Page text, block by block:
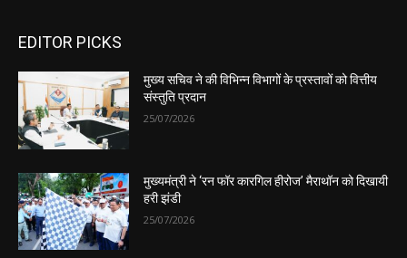
EDITOR PICKS
मुख्य सचिव ने की विभिन्न विभागों के प्रस्तावों को वित्तीय
संस्तुति प्रदान
25/07/2026
मुख्यमंत्री ने ‘रन फॉर कारगिल हीरोज’ मैराथॉन को दिखायी
हरी झंडी
25/07/2026